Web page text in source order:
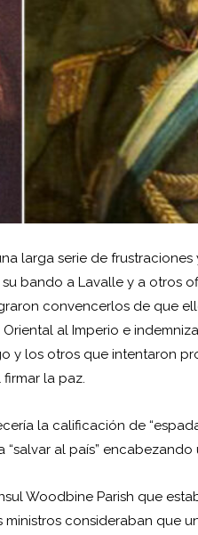
larga serie de
bando a Lavalle y a otros
convencerlos de que
al Imperio e
y los otros que intentaron
la paz.
la calificación de
al país” encabezando
Woodbine Parish que
consideraban que